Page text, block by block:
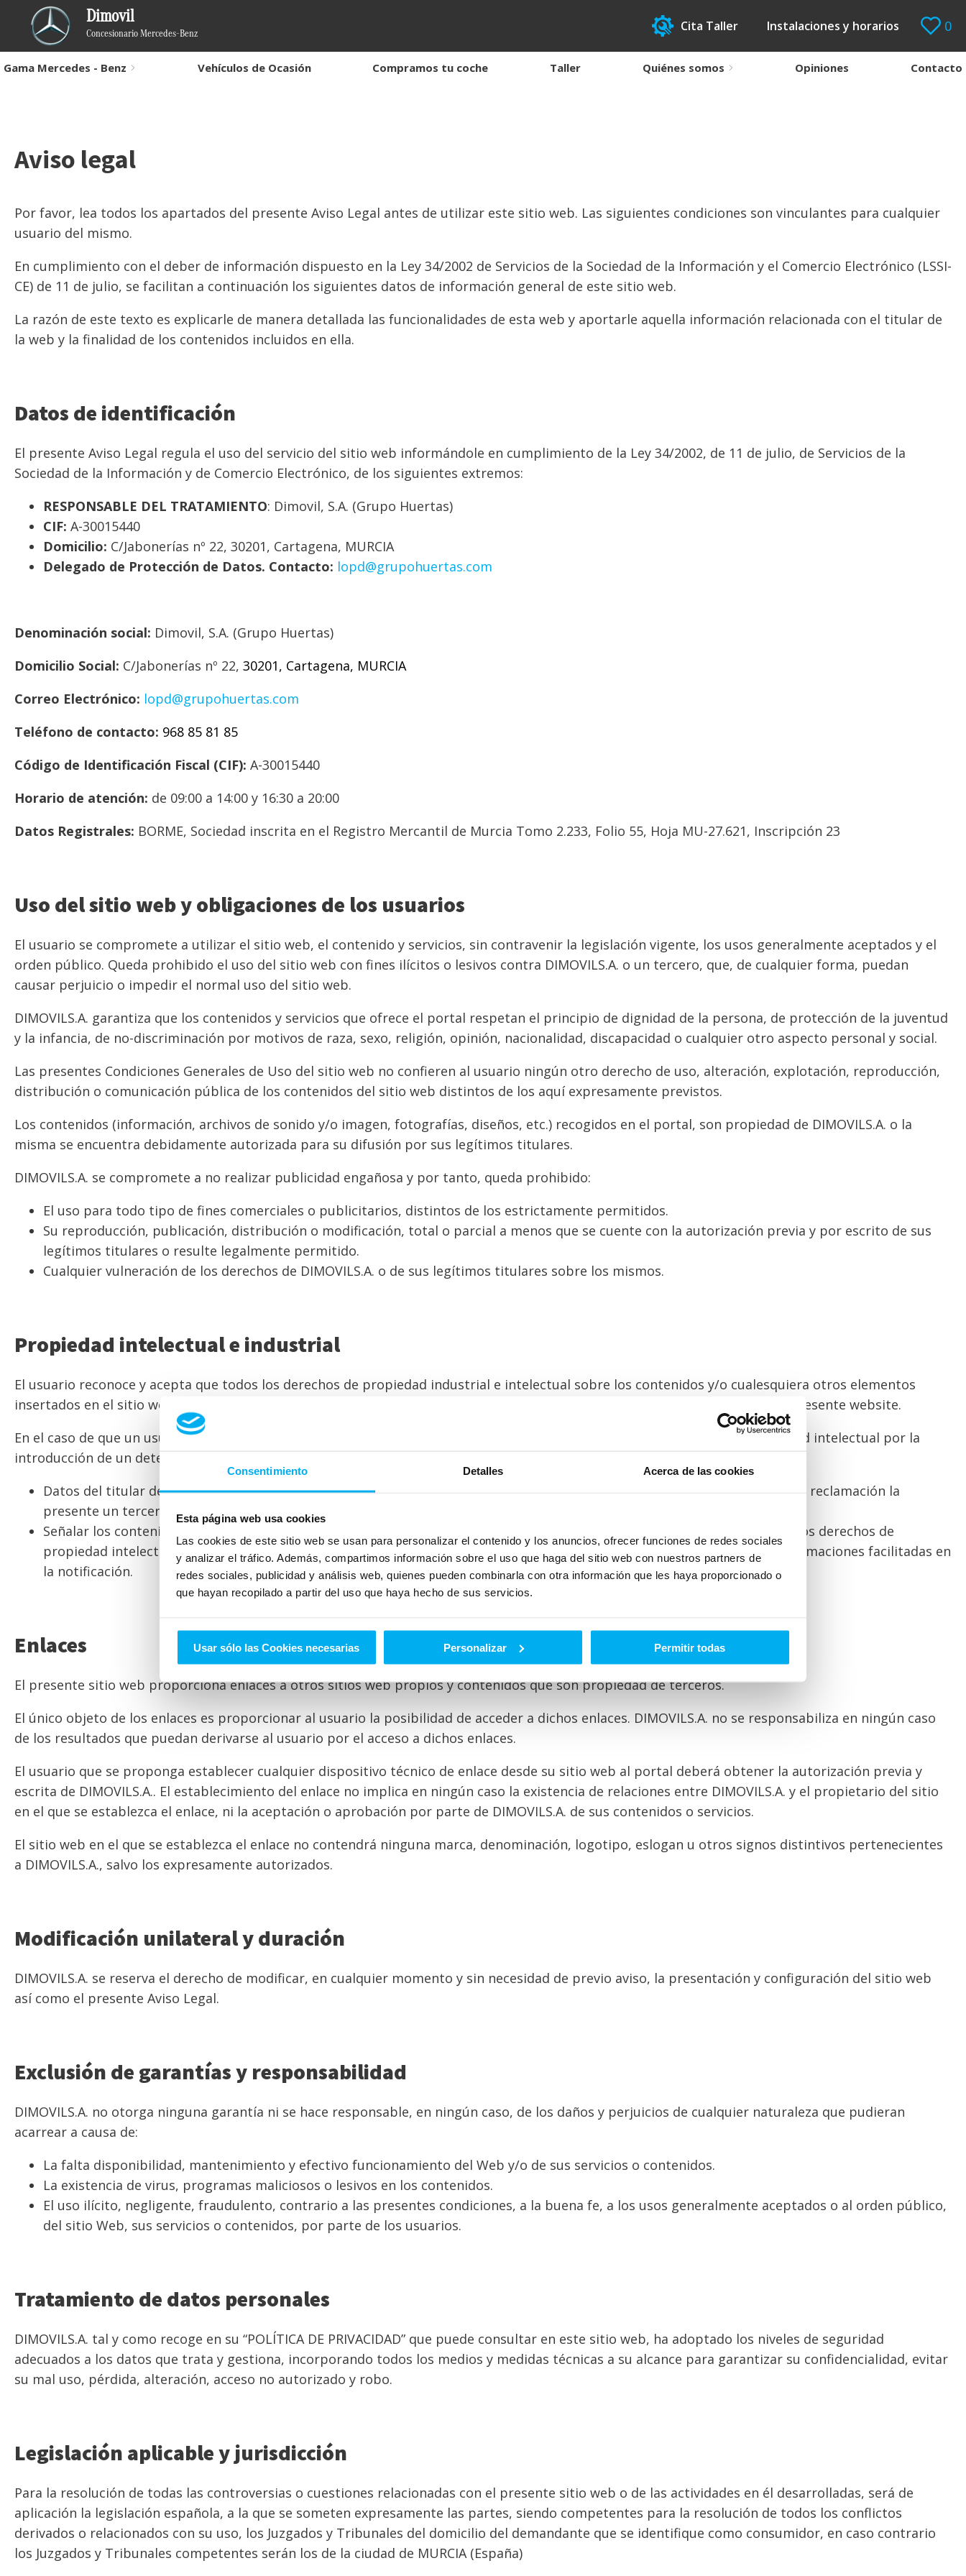
Consentimiento Detalles Acerca de las cookies
Esta página web usa cookies
Las cookies de este sitio web se usan para personalizar el contenido y los anuncios, ofrecer funciones de redes sociales
y analizar el tráfico. Además, compartimos información sobre el uso que haga del sitio web con nuestros partners de
redes sociales, publicidad y análisis web, quienes pueden combinarla con otra información que les haya proporcionado o
que hayan recopilado a partir del uso que haya hecho de sus servicios.
Usar sólo las Cookies necesarias Personalizar Permitir todas
Dimovil
Concesionario Mercedes-Benz Cita Taller Instalaciones y horarios 0
Gama Mercedes - Benz Vehículos de Ocasión Compramos tu coche Taller Quiénes somos Opiniones Contacto
Aviso legal
Por favor, lea todos los apartados del presente Aviso Legal antes de utilizar este sitio web. Las siguientes condiciones son vinculantes para cualquier
usuario del mismo.
En cumplimiento con el deber de información dispuesto en la Ley 34/2002 de Servicios de la Sociedad de la Información y el Comercio Electrónico (LSSI-
CE) de 11 de julio, se facilitan a continuación los siguientes datos de información general de este sitio web.
La razón de este texto es explicarle de manera detallada las funcionalidades de esta web y aportarle aquella información relacionada con el titular de
la web y la finalidad de los contenidos incluidos en ella.
Datos de identificación
El presente Aviso Legal regula el uso del servicio del sitio web informándole en cumplimiento de la Ley 34/2002, de 11 de julio, de Servicios de la
Sociedad de la Información y de Comercio Electrónico, de los siguientes extremos:
RESPONSABLE DEL TRATAMIENTO: Dimovil, S.A. (Grupo Huertas)
CIF: A-30015440
Domicilio: C/Jabonerías nº 22, 30201, Cartagena, MURCIA
Delegado de Protección de Datos. Contacto: lopd@grupohuertas.com
Denominación social: Dimovil, S.A. (Grupo Huertas)
Domicilio Social: C/Jabonerías nº 22, 30201, Cartagena, MURCIA
Correo Electrónico: lopd@grupohuertas.com
Teléfono de contacto: 968 85 81 85
Código de Identificación Fiscal (CIF): A-30015440
Horario de atención: de 09:00 a 14:00 y 16:30 a 20:00
Datos Registrales: BORME, Sociedad inscrita en el Registro Mercantil de Murcia Tomo 2.233, Folio 55, Hoja MU-27.621, Inscripción 23
Uso del sitio web y obligaciones de los usuarios
El usuario se compromete a utilizar el sitio web, el contenido y servicios, sin contravenir la legislación vigente, los usos generalmente aceptados y el
orden público. Queda prohibido el uso del sitio web con fines ilícitos o lesivos contra DIMOVILS.A. o un tercero, que, de cualquier forma, puedan
causar perjuicio o impedir el normal uso del sitio web.
DIMOVILS.A. garantiza que los contenidos y servicios que ofrece el portal respetan el principio de dignidad de la persona, de protección de la juventud
y la infancia, de no-discriminación por motivos de raza, sexo, religión, opinión, nacionalidad, discapacidad o cualquier otro aspecto personal y social.
Las presentes Condiciones Generales de Uso del sitio web no confieren al usuario ningún otro derecho de uso, alteración, explotación, reproducción,
distribución o comunicación pública de los contenidos del sitio web distintos de los aquí expresamente previstos.
Los contenidos (información, archivos de sonido y/o imagen, fotografías, diseños, etc.) recogidos en el portal, son propiedad de DIMOVILS.A. o la
misma se encuentra debidamente autorizada para su difusión por sus legítimos titulares.
DIMOVILS.A. se compromete a no realizar publicidad engañosa y por tanto, queda prohibido:
El uso para todo tipo de fines comerciales o publicitarios, distintos de los estrictamente permitidos.
Su reproducción, publicación, distribución o modificación, total o parcial a menos que se cuente con la autorización previa y por escrito de sus
legítimos titulares o resulte legalmente permitido.
Cualquier vulneración de los derechos de DIMOVILS.A. o de sus legítimos titulares sobre los mismos.
Propiedad intelectual e industrial
El usuario reconoce y acepta que todos los derechos de propiedad industrial e intelectual sobre los contenidos y/o cualesquiera otros elementos
insertados en el sitio web pertenecen a DIMOVILS.A. o la misma se encuentra debidamente autorizada para su difusión en el presente website.
En el caso de que un usuario o un tercero consideren que se ha producido una violación de sus legítimos derechos de propiedad intelectual por la
introducción de un determinado contenido en el website, deberá notificar dicha circunstancia a DIMOVILS.A. indicando:
Datos del titular de los derechos presuntamente infringidos, o indicar la representación con la que actúa en caso de que la reclamación la
presente un tercero distinto del interesado.
Señalar los contenidos protegidos por los derechos de propiedad intelectual y su ubicación en el Web, la acreditación de los derechos de
propiedad intelectual señalados y declaración expresa en la que el interesado se responsabiliza de la veracidad de las informaciones facilitadas en
la notificación.
Enlaces
El presente sitio web proporciona enlaces a otros sitios web propios y contenidos que son propiedad de terceros.
El único objeto de los enlaces es proporcionar al usuario la posibilidad de acceder a dichos enlaces. DIMOVILS.A. no se responsabiliza en ningún caso
de los resultados que puedan derivarse al usuario por el acceso a dichos enlaces.
El usuario que se proponga establecer cualquier dispositivo técnico de enlace desde su sitio web al portal deberá obtener la autorización previa y
escrita de DIMOVILS.A.. El establecimiento del enlace no implica en ningún caso la existencia de relaciones entre DIMOVILS.A. y el propietario del sitio
en el que se establezca el enlace, ni la aceptación o aprobación por parte de DIMOVILS.A. de sus contenidos o servicios.
El sitio web en el que se establezca el enlace no contendrá ninguna marca, denominación, logotipo, eslogan u otros signos distintivos pertenecientes
a DIMOVILS.A., salvo los expresamente autorizados.
Modificación unilateral y duración
DIMOVILS.A. se reserva el derecho de modificar, en cualquier momento y sin necesidad de previo aviso, la presentación y configuración del sitio web
así como el presente Aviso Legal.
Exclusión de garantías y responsabilidad
DIMOVILS.A. no otorga ninguna garantía ni se hace responsable, en ningún caso, de los daños y perjuicios de cualquier naturaleza que pudieran
acarrear a causa de:
La falta disponibilidad, mantenimiento y efectivo funcionamiento del Web y/o de sus servicios o contenidos.
La existencia de virus, programas maliciosos o lesivos en los contenidos.
El uso ilícito, negligente, fraudulento, contrario a las presentes condiciones, a la buena fe, a los usos generalmente aceptados o al orden público,
del sitio Web, sus servicios o contenidos, por parte de los usuarios.
Tratamiento de datos personales
DIMOVILS.A. tal y como recoge en su “POLÍTICA DE PRIVACIDAD” que puede consultar en este sitio web, ha adoptado los niveles de seguridad
adecuados a los datos que trata y gestiona, incorporando todos los medios y medidas técnicas a su alcance para garantizar su confidencialidad, evitar
su mal uso, pérdida, alteración, acceso no autorizado y robo.
Legislación aplicable y jurisdicción
Para la resolución de todas las controversias o cuestiones relacionadas con el presente sitio web o de las actividades en él desarrolladas, será de
aplicación la legislación española, a la que se someten expresamente las partes, siendo competentes para la resolución de todos los conflictos
derivados o relacionados con su uso, los Juzgados y Tribunales del domicilio del demandante que se identifique como consumidor, en caso contrario
los Juzgados y Tribunales competentes serán los de la ciudad de MURCIA (España)